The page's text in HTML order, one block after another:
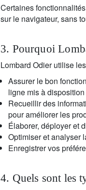
Certaines
sur le navigateur, sans
3. Pourquoi
Lombard Odier utilise
Assurer le bon
ligne mis à
Recueillir des
pour améliorer les
Élaborer, déployer et
Optimiser et analyser
Enregistrer vos
4. Quels sont les